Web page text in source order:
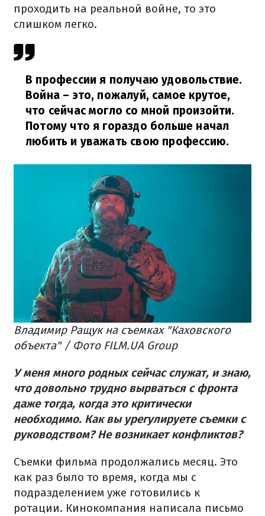
проходить на реальной войне, то это
слишком легко.
В профессии я получаю удовольствие.
Война – это, пожалуй, самое крутое,
что сейчас могло со мной произойти.
Потому что я гораздо больше начал
любить и уважать свою профессию.
Владимир Ращук на съемках "Каховского
объекта" / Фото FILM.UA Group
У меня много родных сейчас служат, и знаю,
что довольно трудно вырваться с фронта
даже тогда, когда это критически
необходимо. Как вы урегулируете съемки с
руководством? Не возникает конфликтов?
Съемки фильма продолжались месяц. Это
как раз было то время, когда мы с
подразделением уже готовились к
ротации. Кинокомпания написала письмо